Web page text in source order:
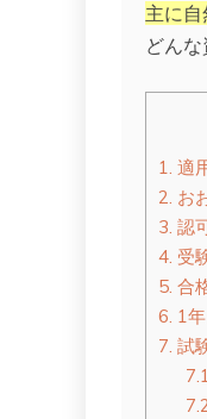
主に
どん
1. 適
2. お
3. 認
4. 受
5. 合
6. 1
7. 試